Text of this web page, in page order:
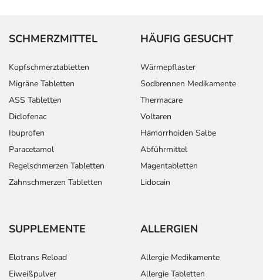
SCHMERZMITTEL
Kopfschmerztabletten
Migräne Tabletten
ASS Tabletten
Diclofenac
Ibuprofen
Paracetamol
Regelschmerzen Tabletten
Zahnschmerzen Tabletten
HÄUFIG GESUCHT
Wärmepflaster
Sodbrennen Medikamente
Thermacare
Voltaren
Hämorrhoiden Salbe
Abführmittel
Magentabletten
Lidocain
SUPPLEMENTE
Elotrans Reload
Eiweißpulver
ALLERGIEN
Allergie Medikamente
Allergie Tabletten